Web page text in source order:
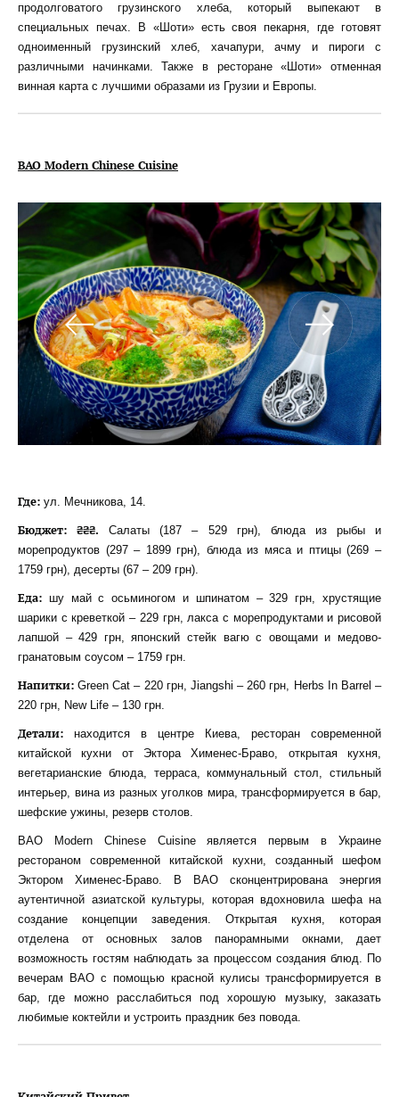
продолговатого грузинского хлеба, который выпекают в
специальных печах. В «Шоти» есть своя пекарня, где готовят
одноименный грузинский хлеб, хачапури, ачму и пироги с
различными начинками. Также в ресторане «Шоти» отменная
винная карта с лучшими образами из Грузии и Европы.
ВАО Modern Chinese Cuisine
Где: ул. Мечникова, 14.
Бюджет: ₴₴₴. Салаты (187 – 529 грн), блюда из рыбы и
морепродуктов (297 – 1899 грн), блюда из мяса и птицы (269 –
1759 грн), десерты (67 – 209 грн).
Еда: шу май с осьминогом и шпинатом – 329 грн, хрустящие
шарики с креветкой – 229 грн, лакса с морепродуктами и рисовой
лапшой – 429 грн, японский стейк вагю с овощами и медово-
гранатовым соусом – 1759 грн.
Напитки: Green Cat – 220 грн, Jiangshi – 260 грн, Herbs In Barrel –
220 грн, New Life – 130 грн.
Детали: находится в центре Киева, ресторан современной
китайской кухни от Эктора Хименес-Браво, открытая кухня,
вегетарианские блюда, терраса, коммунальный стол, стильный
интерьер, вина из разных уголков мира, трансформируется в бар,
шефские ужины, резерв столов.
BAO Modern Chinese Cuisine является первым в Украине
рестораном современной китайской кухни, созданный шефом
Эктором Хименес-Браво. В ВАО сконцентрирована энергия
аутентичной азиатской культуры, которая вдохновила шефа на
создание концепции заведения. Открытая кухня, которая
отделена от основных залов панорамными окнами, дает
возможность гостям наблюдать за процессом создания блюд. По
вечерам ВАО с помощью красной кулисы трансформируется в
бар, где можно расслабиться под хорошую музыку, заказать
любимые коктейли и устроить праздник без повода.